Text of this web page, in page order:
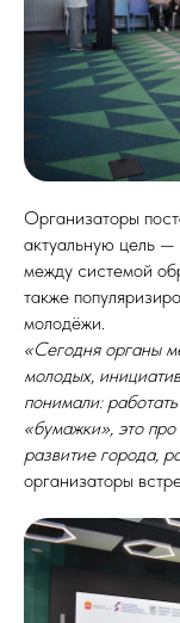
Организаторы
актуальную цель —
между системой
также
молодёжи.
«Сегодня органы
молодых,
понимали:
«бумажки», это
развитие города,
организаторы